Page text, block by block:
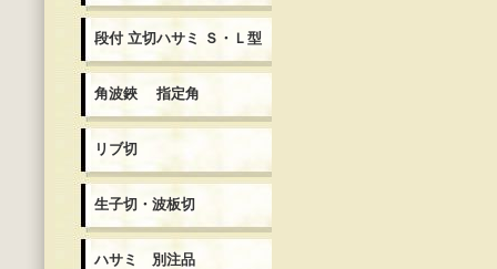
段付 立切ハサミ Ｓ・Ｌ型
角波鋏 指定角
リブ切
生子切・波板切
ハサミ 別注品